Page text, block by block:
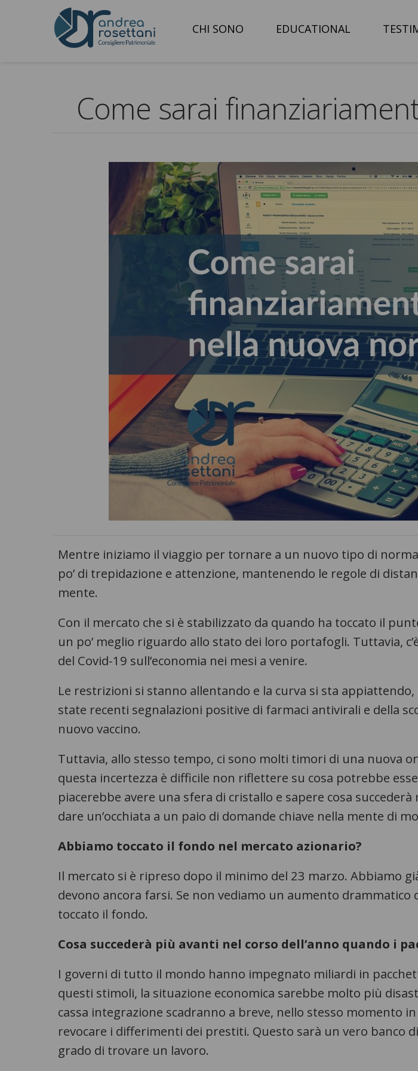
CHI SONO EDUCATIONAL
Come sarai
Mentre iniziamo il viaggio per tornare a un nuovo tipo di
po’ di trepidazione e attenzione, mantenendo le regole di
mente.
Con il mercato che si è stabilizzato da quando ha toccato il
un po’ meglio riguardo allo stato dei loro portafogli. Tuttavia,
del Covid-19 sull’economia nei mesi a venire.
Le restrizioni si stanno allentando e la curva si sta
state recenti segnalazioni positive di farmaci antivirali e della
nuovo vaccino.
Tuttavia, allo stesso tempo, ci sono molti timori di una nuova
questa incertezza è difficile non riflettere su cosa potrebbe
piacerebbe avere una sfera di cristallo e sapere cosa
dare un’occhiata a un paio di domande chiave nella mente di
Abbiamo toccato il fondo nel mercato azionario?
Il mercato si è ripreso dopo il minimo del 23 marzo. Abbiamo
devono ancora farsi. Se non vediamo un aumento
toccato il fondo.
Cosa succederà più avanti nel corso dell’anno quando i
I governi di tutto il mondo hanno impegnato miliardi in
questi stimoli, la situazione economica sarebbe molto più
cassa integrazione scadranno a breve, nello stesso momento
revocare i differimenti dei prestiti. Questo sarà un vero banco
grado di trovare un lavoro.